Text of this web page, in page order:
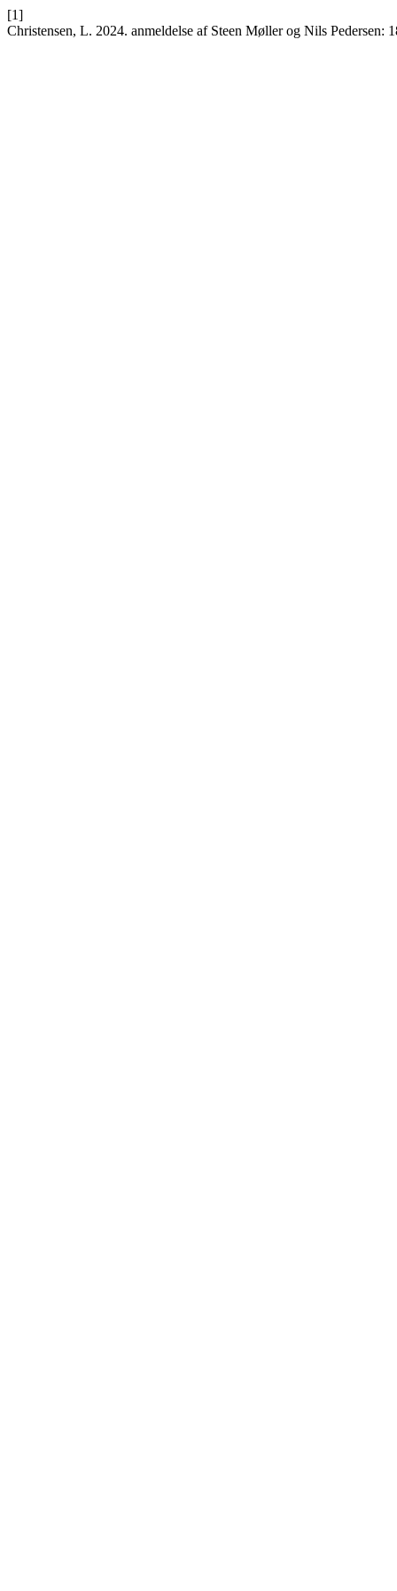
[1]
Christensen, L. 2024. anmeldelse af Steen Møller og Nils Pedersen: